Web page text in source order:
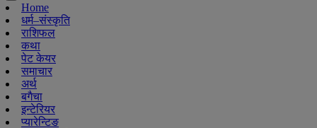
Home
धर्म–संस्कृति
राशिफल
कथा
पेट केयर
समाचार
अर्थ
बगैचा
इन्टेरियर
प्यारेन्टिङ